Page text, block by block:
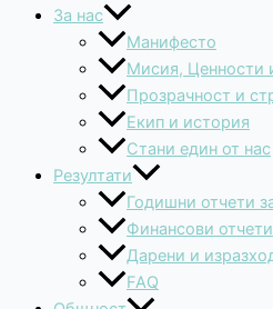
За нас
Манифесто
Мисия, Ценности
Прозрачност и
Екип и история
Стани един от нас
Резултати
Годишни отчети
Финансови отчети
Дарени и
FAQ